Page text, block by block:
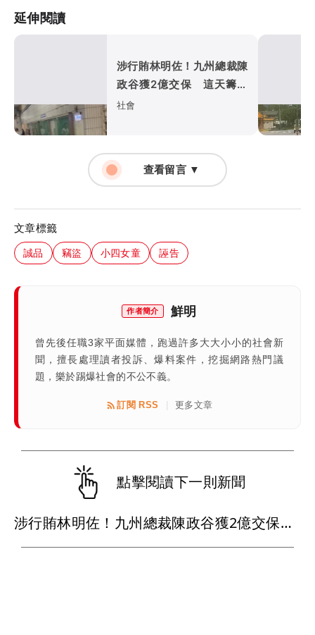
延伸閱讀
涉行賄林明佐！九州總裁陳
政谷獲2億交保 這天籌不
出保金延押2月
社會
查看留言 ▼
文章標籤
誠品 竊盜 小四女童 誣告
作者簡介 鮮明
曾先後任職3家平面媒體，跑過許多大大小小的社會新
聞，擅長處理讀者投訴、爆料案件，挖掘網路熱門議
題，樂於踢爆社會的不公不義。
訂閱 RSS 更多文章
點擊閱讀下一則新聞
涉行賄林明佐！九州總裁陳政谷獲2億交保 這天籌不出保金延押2月